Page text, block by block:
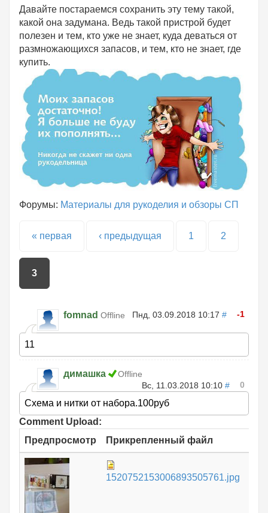
Давайте постараемся сохранить эту тему такой,
какой она задумана. Ведь такой пристрой будет
полезен и тем, кто уже не знает, куда деваться от
размножающихся запасов, и тем, кто не знает, где
купить.
Форумы: Материалы для рукоделия и обзоры СП
Страницы
« первая ‹ предыдущая 1 2
3
fomnad Offline Пнд, 03.09.2018 10:17 # -1
11
димашка
Offline
Вс, 11.03.2018 10:10 # 0
Схема и нитки от набора.100руб
Comment Upload:
Предпросмотр
Прикрепленный файл
1520752153006893505761.jpg